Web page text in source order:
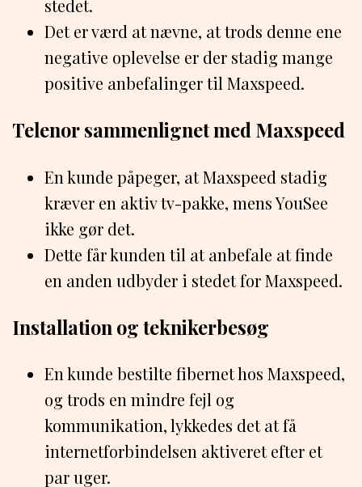
stedet.
Det er værd at nævne, at trods denne ene
negative oplevelse er der stadig mange
positive anbefalinger til Maxspeed.
Telenor sammenlignet med Maxspeed
En kunde påpeger, at Maxspeed stadig
kræver en aktiv tv-pakke, mens YouSee
ikke gør det.
Dette får kunden til at anbefale at finde
en anden udbyder i stedet for Maxspeed.
Installation og teknikerbesøg
En kunde bestilte fibernet hos Maxspeed,
og trods en mindre fejl og
kommunikation, lykkedes det at få
internetforbindelsen aktiveret efter et
par uger.